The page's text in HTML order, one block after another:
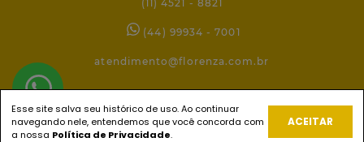
(11) 4521 - 8821
(44) 99934 - 7001
atendimento@florenza.com.br
REDES SOCIAIS
Esse site salva seu histórico de uso. Ao continuar
navegando nele, entendemos que você concorda com
a nossa Política de Privacidade.
ACEITAR